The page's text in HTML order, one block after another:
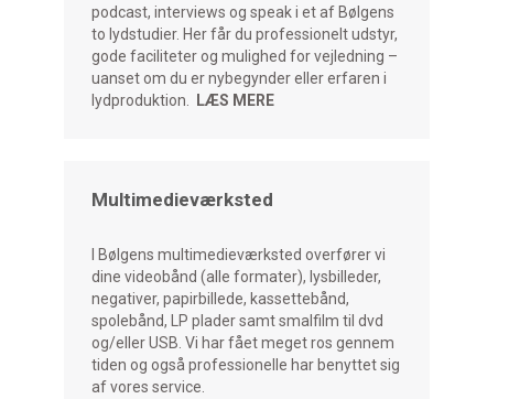
podcast, interviews og speak i et af Bølgens
to lydstudier. Her får du professionelt udstyr,
gode faciliteter og mulighed for vejledning –
uanset om du er nybegynder eller erfaren i
lydproduktion.
LÆS MERE
Multimedieværksted
I Bølgens multimedieværksted overfører vi
dine videobånd (alle formater), lysbilleder,
negativer, papirbillede, kassettebånd,
spolebånd, LP plader samt smalfilm til dvd
og/eller USB. Vi har fået meget ros gennem
tiden og også professionelle har benyttet sig
af vores service.